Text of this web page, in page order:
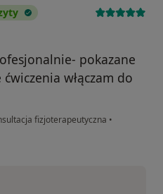
pokazane
włączam do
fizjoterapeutyczna •